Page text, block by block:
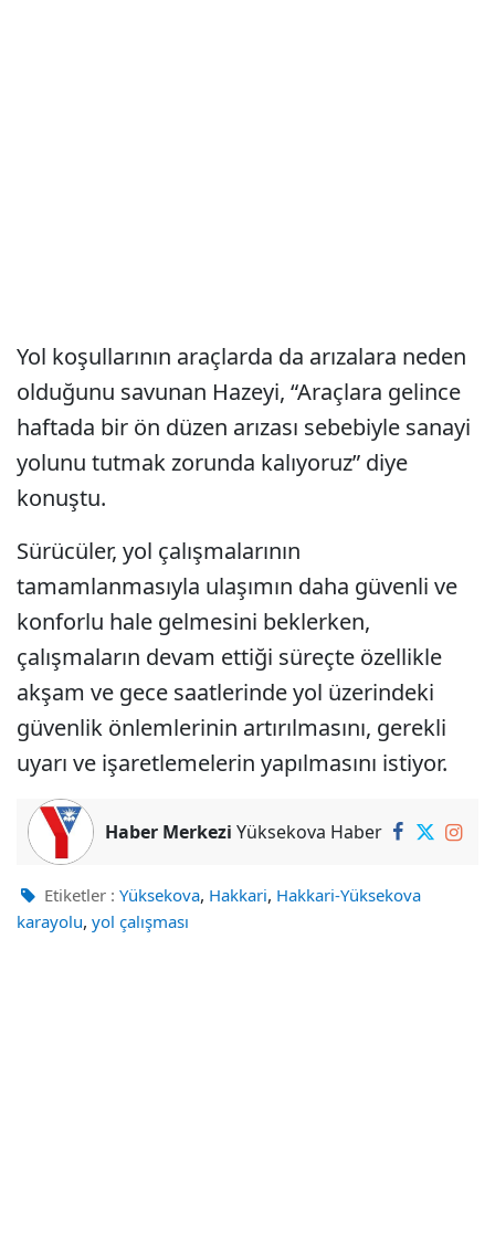
Yol koşullarının araçlarda da arızalara neden
olduğunu savunan Hazeyi, “Araçlara gelince
haftada bir ön düzen arızası sebebiyle sanayi
yolunu tutmak zorunda kalıyoruz” diye
konuştu.
Sürücüler, yol çalışmalarının
tamamlanmasıyla ulaşımın daha güvenli ve
konforlu hale gelmesini beklerken,
çalışmaların devam ettiği süreçte özellikle
akşam ve gece saatlerinde yol üzerindeki
güvenlik önlemlerinin artırılmasını, gerekli
uyarı ve işaretlemelerin yapılmasını istiyor.
Haber Merkezi Yüksekova Haber
Etiketler : Yüksekova, Hakkari, Hakkari-Yüksekova
karayolu, yol çalışması